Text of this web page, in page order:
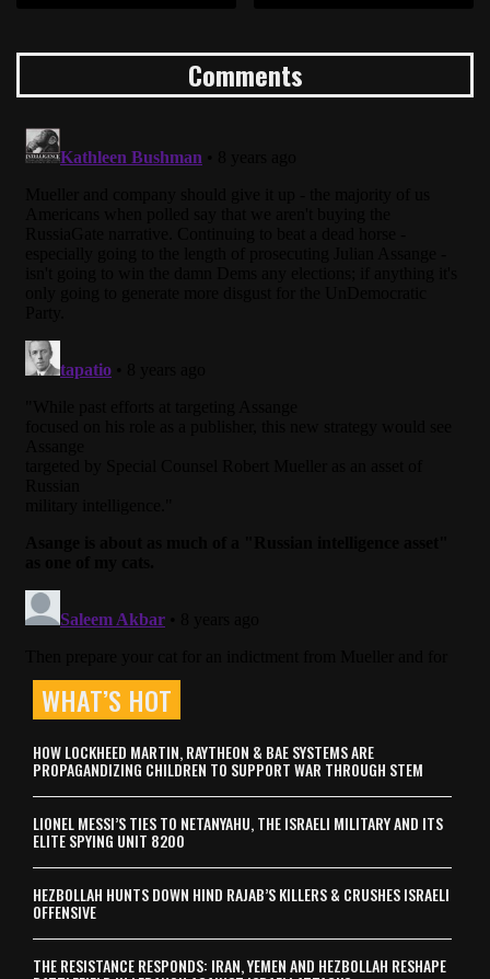
Comments
WHAT’S HOT
HOW LOCKHEED MARTIN, RAYTHEON & BAE SYSTEMS ARE
PROPAGANDIZING CHILDREN TO SUPPORT WAR THROUGH STEM
LIONEL MESSI’S TIES TO NETANYAHU, THE ISRAELI MILITARY AND ITS
ELITE SPYING UNIT 8200
HEZBOLLAH HUNTS DOWN HIND RAJAB’S KILLERS & CRUSHES ISRAELI
OFFENSIVE
THE RESISTANCE RESPONDS: IRAN, YEMEN AND HEZBOLLAH RESHAPE